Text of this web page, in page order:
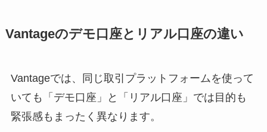
Vantageのデモ口座とリアル口座の違い
Vantageでは、同じ取引プラットフォームを使って
いても「デモ口座」と「リアル口座」では目的も
緊張感もまったく異なります。